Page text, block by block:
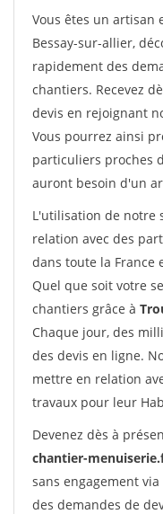
Vous êtes un artisan
Bessay-sur-allier,
rapidement des
chantiers. Recevez
devis en rejoignant
Vous pourrez ainsi
particuliers proches
auront besoin d'un
L'utilisation de notre
relation avec des
dans toute la France
Quel que soit votre
chantiers grâce à
Chaque jour, des
des devis en ligne.
mettre en relation
travaux pour leur
Devenez dès à
chantier-
sans engagement
des demandes de